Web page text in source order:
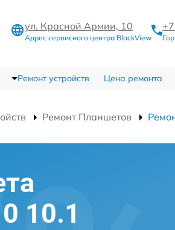
ул. Красной Армии, 10
Адрес сервисного центра BlackView
Ремонт устройств Цена ремонта
Ремонт Планшетов
10.1